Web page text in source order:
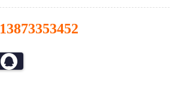
13873353452